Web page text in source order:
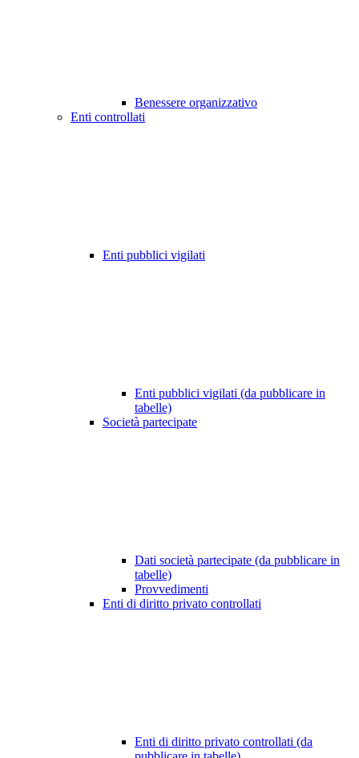
Benessere organizzativo
Enti controllati
Enti pubblici vigilati
Enti pubblici vigilati (da pubblicare in
tabelle)
Società partecipate
Dati società partecipate (da pubblicare in
tabelle)
Provvedimenti
Enti di diritto privato controllati
Enti di diritto privato controllati (da